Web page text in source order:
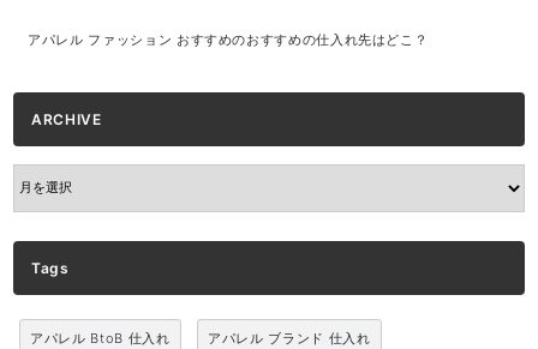
アパレル ファッション おすすめのおすすめの仕入れ先はどこ？
ARCHIVE
ARCHIVE
Tags
アパレル BtoB 仕入れ アパレル ブランド 仕入れ